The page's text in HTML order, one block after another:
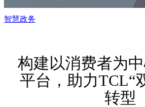
智慧政务
构建以消费者为
平台，助力TCL“
转型